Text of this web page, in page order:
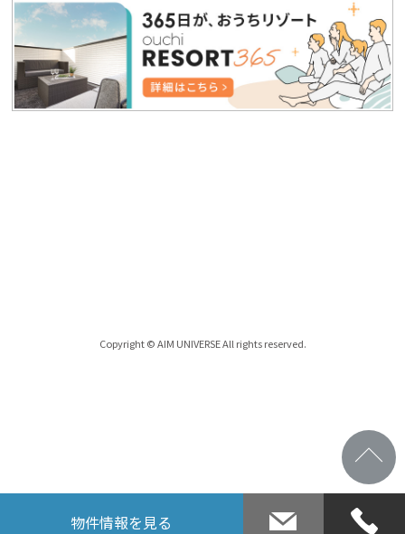
Copyright © AIM UNIVERSE All rights reserved.
物件情報を見る